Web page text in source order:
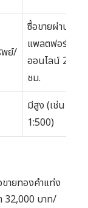
พย์/
ซื้อขายผ่าน
แพลตฟอร์ม
ออนไลน์ 24
ชม.
มีสูง (เช่น
1:500)
ขายทองคำแท่ง
32,000 บาท/